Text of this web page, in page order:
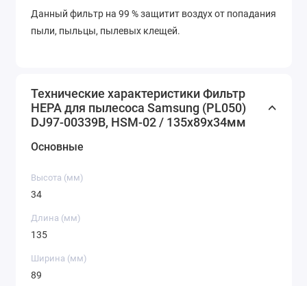
Данный фильтр на 99 % защитит воздух от попадания
пыли, пыльцы, пылевых клещей.
Технические характеристики Фильтр
HEPA для пылесоса Samsung (PL050)
DJ97-00339B, HSM-02 / 135x89x34мм
Основные
Высота (мм)
34
Длина (мм)
135
Ширина (мм)
89